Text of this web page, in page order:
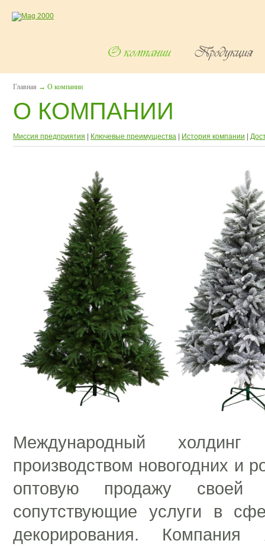
Главная → О компании
О КОМПАНИИ
Миссия предприятия Ключевые преимущества История компании
Международный
производством новогодних и
оптовую продажу своей
сопутствующие услуги в
декорирования.